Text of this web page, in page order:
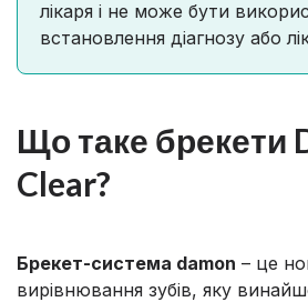
лікаря і не може бути
встановлення діагнозу або
Що таке брекети
Clear?
Брекет-система damon – це
вирівнювання зубів, яку